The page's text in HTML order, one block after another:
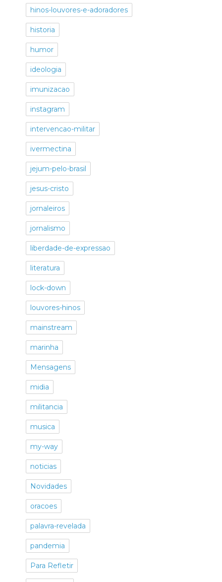
hinos-louvores-e-adoradores
historia
humor
ideologia
imunizacao
instagram
intervencao-militar
ivermectina
jejum-pelo-brasil
jesus-cristo
jornaleiros
jornalismo
liberdade-de-expressao
literatura
lock-down
louvores-hinos
mainstream
marinha
Mensagens
midia
militancia
musica
my-way
noticias
Novidades
oracoes
palavra-revelada
pandemia
Para Refletir